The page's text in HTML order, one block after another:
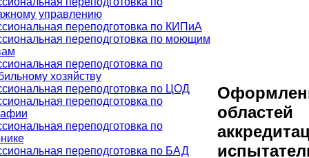
управлению
переподготовка по КИПиА
переподготовка по моющим
переподготовка по
хозяйству
переподготовка по ЦОД
переподготовка по
переподготовка по
переподготовка по БАД
областей